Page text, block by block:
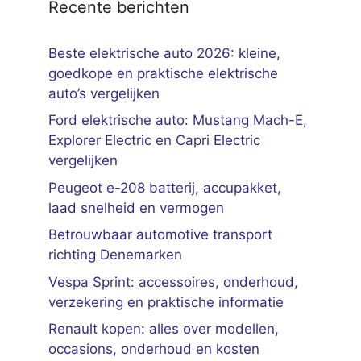
Recente berichten
Beste elektrische auto 2026: kleine,
goedkope en praktische elektrische
auto’s vergelijken
Ford elektrische auto: Mustang Mach-E,
Explorer Electric en Capri Electric
vergelijken
Peugeot e-208 batterij, accupakket,
laad snelheid en vermogen
Betrouwbaar automotive transport
richting Denemarken
Vespa Sprint: accessoires, onderhoud,
verzekering en praktische informatie
Renault kopen: alles over modellen,
occasions, onderhoud en kosten